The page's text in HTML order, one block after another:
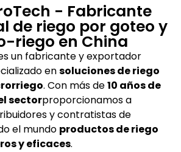
- Fabricante
de riego por goteo y
riego en China
un fabricante y exportador
ensoluciones de riego
. Con más de10 años de
sectorproporcionamos a
y contratistas de
el mundo productos de riego
y eficaces.